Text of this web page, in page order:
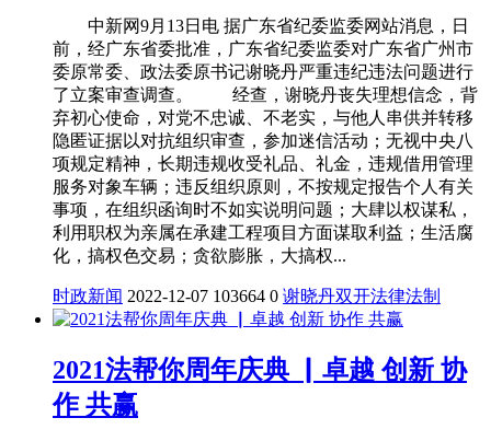
中新网9月13日电 据广东省纪委监委网站消息，日
前，经广东省委批准，广东省纪委监委对广东省广州市
委原常委、政法委原书记谢晓丹严重违纪违法问题进行
了立案审查调查。 经查，谢晓丹丧失理想信念，背
弃初心使命，对党不忠诚、不老实，与他人串供并转移
隐匿证据以对抗组织审查，参加迷信活动；无视中央八
项规定精神，长期违规收受礼品、礼金，违规借用管理
服务对象车辆；违反组织原则，不按规定报告个人有关
事项，在组织函询时不如实说明问题；大肆以权谋私，
利用职权为亲属在承建工程项目方面谋取利益；生活腐
化，搞权色交易；贪欲膨胀，大搞权...
时政新闻 2022-12-07 103664 0 谢晓丹双开法律法制
2021法帮你周年庆典 ▏卓越 创新 协
作 共赢